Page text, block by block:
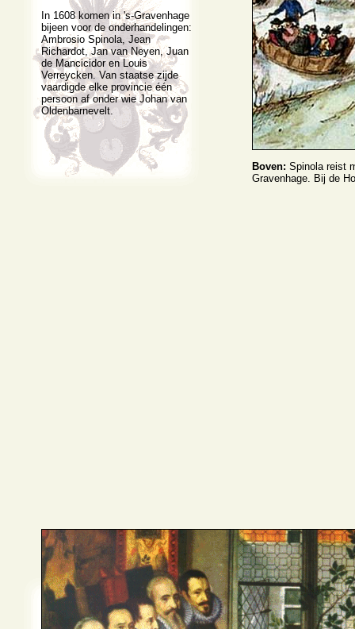
In 1608 komen in 's-Gravenhage
bijeen voor de onderhandelingen:
Ambrosio Spinola, Jean
Richardot, Jan van Neyen, Juan
de Mancicidor en Louis
Verreycken. Van staatse zijde
vaardigde elke provincie één
persoon af onder wie Johan van
Oldenbarnevelt.
Boven: Spinola reist
Gravenhage. Bij de